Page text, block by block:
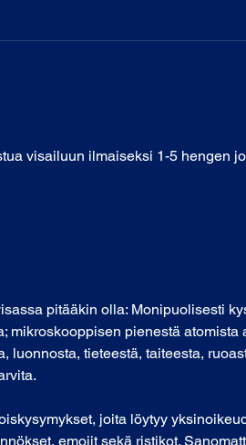
visailuun ilmaiseksi 1-5 hengen
pitääkin olla: Monipuolisesti
mikroskooppisen pienestä
luonnosta, tieteestä, taiteesta,
joita löytyy
emojit sekä ristikot.